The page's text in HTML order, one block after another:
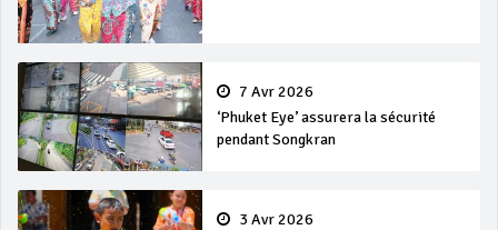
7 Avr 2026
‘Phuket Eye’ assurera la sécurité
pendant Songkran
3 Avr 2026